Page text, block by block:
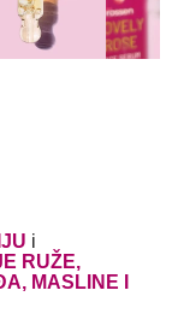
i
RUŽE,
MASLINE I